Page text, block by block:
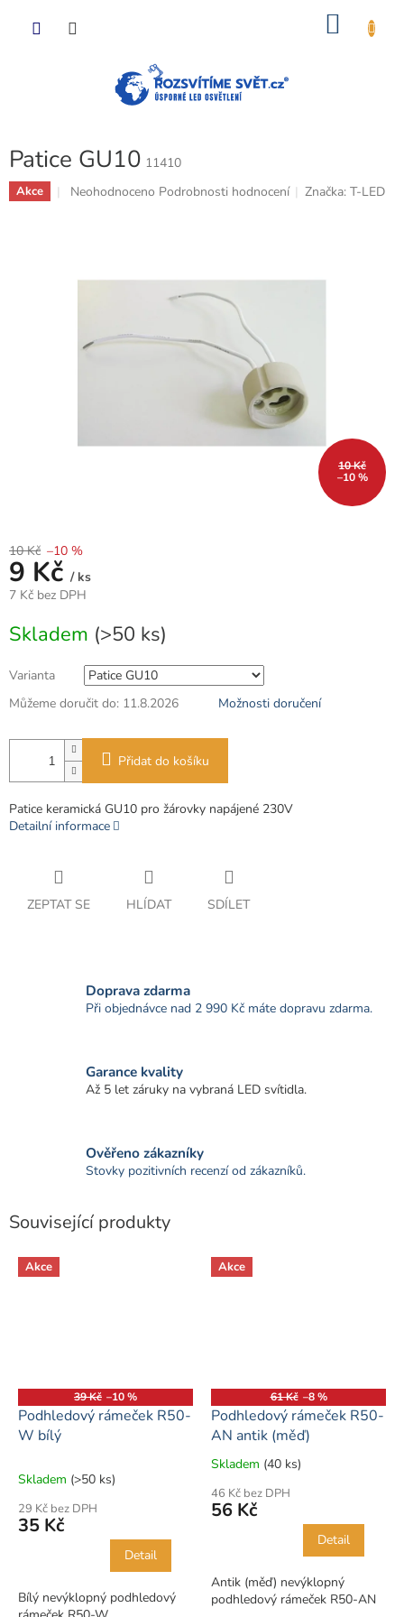
Patice GU10 11410
Akce
Průměrné
Neohodnoceno Podrobnosti hodnocení Značka:T-LED
10 Kč
–10 %
10 Kč –10 %
9 Kč / ks
7 Kč bez DPH
cena:
Skladem (>50 ks)
Varianta
Můžeme doručit do: 11.8.2026 Možnosti doručení
Přidat do košíku
Patice keramická GU10 pro žárovky napájené 230V
Detailní informace
ZEPTAT SE HLÍDAT SDÍLET
Doprava zdarma
Při objednávce nad 2 990 Kč máte dopravu zdarma.
Garance kvality
Až 5 let záruky na vybraná LED svítidla.
Ověřeno zákazníky
Stovky pozitivních recenzí od zákazníků.
Související produkty
Akce
39 Kč –10 %
Podhledový rámeček R50-
W bílý
Skladem (>50 ks)
29 Kč bez DPH
35 Kč
Detail
Bílý nevýklopný podhledový
Akce
61 Kč –8 %
Podhledový rámeček R50-
AN antik (měď)
Průměrné
produktu
je
hvězdiček.
Skladem (40 ks)
46 Kč bez DPH
56 Kč
Detail
Antik (měď) nevýklopný
podhledový rámeček R50-AN